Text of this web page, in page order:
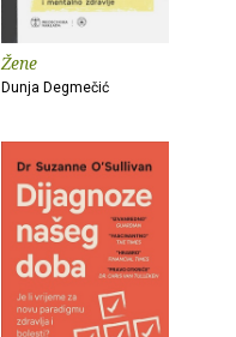
Žene
Dunja Degmečić